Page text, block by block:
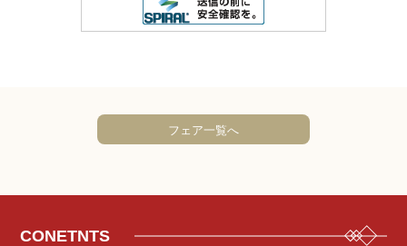
フェア一覧へ
CONETNTS